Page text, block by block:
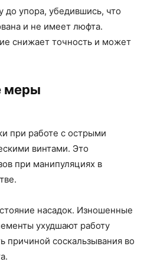
до упора, убедившись, что
и не имеет люфта.
снижает точность и может
меры
при работе с острыми
винтами. Это
при манипуляциях в
насадок. Изношенные
ухудшают работу
причиной соскальзывания во